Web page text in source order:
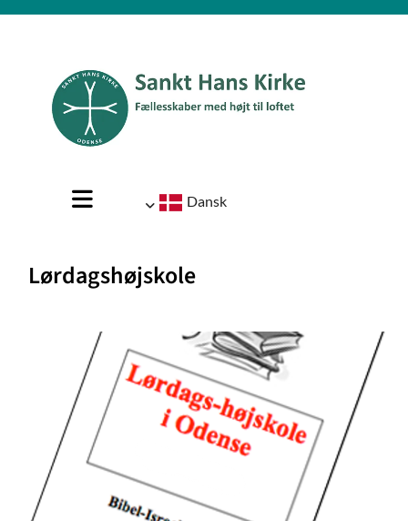
Dansk
Lørdagshøjskole